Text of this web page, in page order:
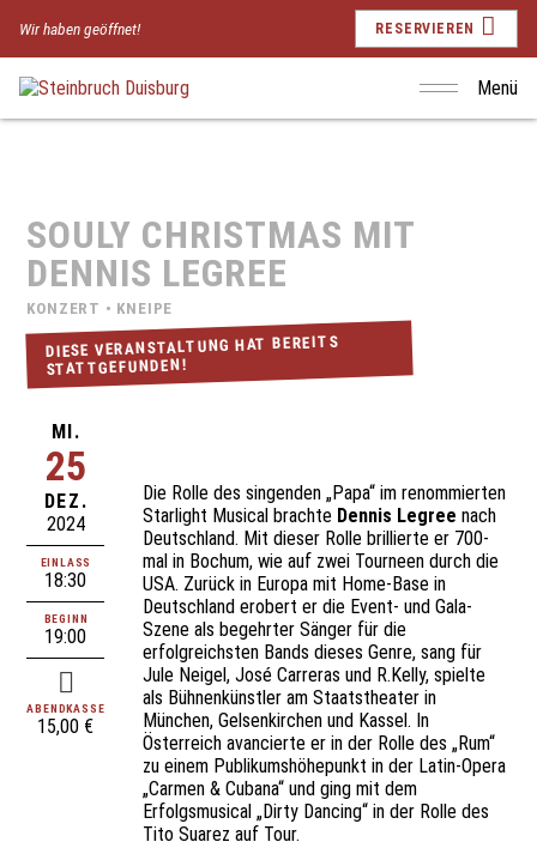
Menü
Wir haben geöffnet! RESERVIEREN
SOULY CHRISTMAS MIT
DENNIS LEGREE
KONZERT • KNEIPE
DIESE VERANSTALTUNG HAT BEREITS
STATTGEFUNDEN!
MI.
25
DEZ.
2024
EINLASS
18:30
BEGINN
19:00
ABENDKASSE
15,00 €
Die Rolle des singenden „Papa“ im renommierten
Starlight Musical brachte Dennis Legree nach
Deutschland. Mit dieser Rolle brillierte er 700-
mal in Bochum, wie auf zwei Tourneen durch die
USA. Zurück in Europa mit Home-Base in
Deutschland erobert er die Event- und Gala-
Szene als begehrter Sänger für die
erfolgreichsten Bands dieses Genre, sang für
Jule Neigel, José Carreras und R.Kelly, spielte
als Bühnenkünstler am Staatstheater in
München, Gelsenkirchen und Kassel. In
Österreich avancierte er in der Rolle des „Rum“
zu einem Publikumshöhepunkt in der Latin-Opera
„Carmen & Cubana“ und ging mit dem
Erfolgsmusical „Dirty Dancing“ in der Rolle des
Tito Suarez auf Tour.